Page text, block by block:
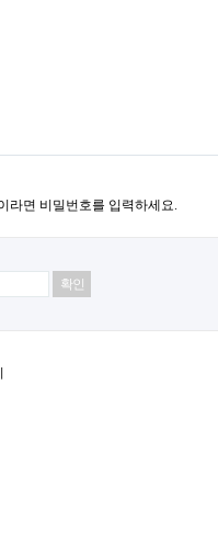
라면 비밀번호를 입력하세요.